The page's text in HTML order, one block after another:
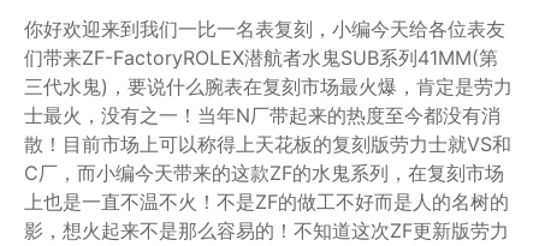
你好欢迎来到我们一比一名表复刻，小编今天给各位表友
们带来ZF-FactoryROLEX潜航者水鬼SUB系列41MM(第
三代水鬼)，要说什么腕表在复刻市场最火爆，肯定是劳力
士最火，没有之一！当年N厂带起来的热度至今都没有消
散！目前市场上可以称得上天花板的复刻版劳力士就VS和
C厂，而小编今天带来的这款ZF的水鬼系列，在复刻市场
上也是一直不温不火！不是ZF的做工不好而是人的名树的
影，想火起来不是那么容易的！不知道这次ZF更新版劳力